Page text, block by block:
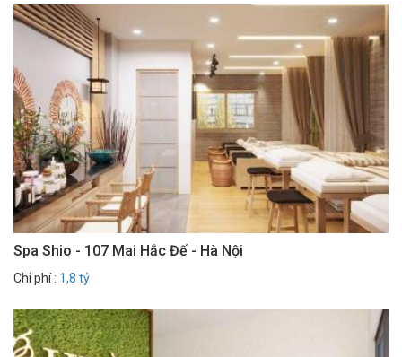
Spa Shio - 107 Mai Hắc Đế - Hà Nội
Chi phí : 1,8 tỷ